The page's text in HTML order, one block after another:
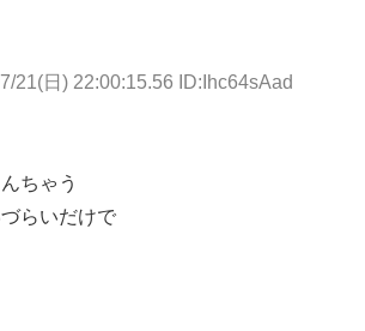
21(日) 22:00:15.56 ID:Ihc64sAad
ちゃう
らいだけで